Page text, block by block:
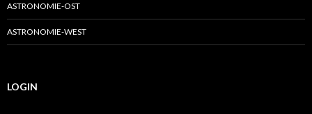
ASTRONOMIE-OST
ASTRONOMIE-WEST
LOGIN